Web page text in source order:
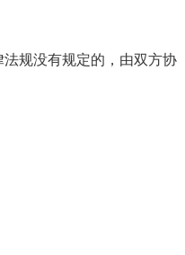
规没有规定的，由双方协